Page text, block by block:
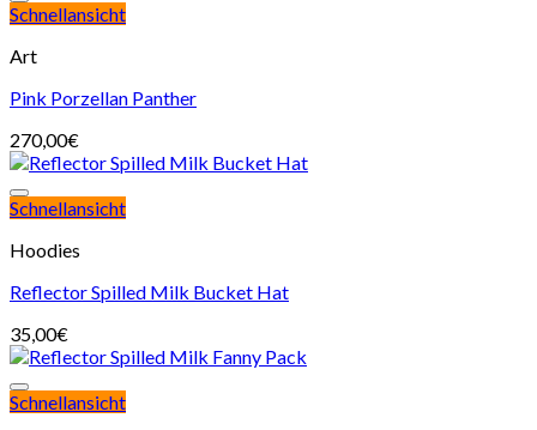
Schnellansicht
Art
Pink Porzellan Panther
270,00€
Schnellansicht
Hoodies
Reflector Spilled Milk Bucket Hat
35,00€
Schnellansicht